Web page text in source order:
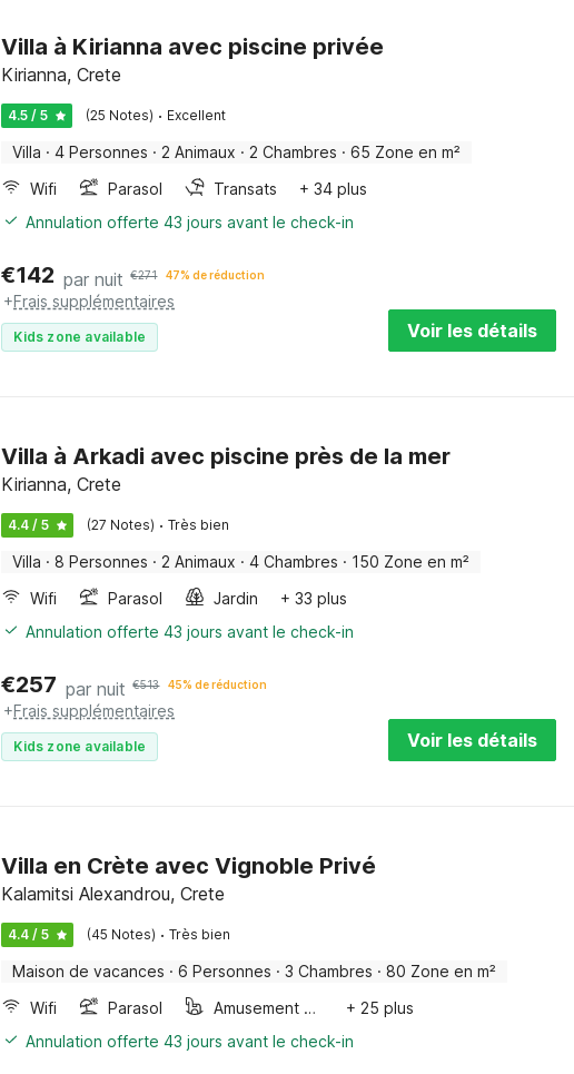
Villa à Kirianna avec piscine privée
Kirianna, Crete
4.5 / 5 (25 Notes) · Excellent
Villa · 4 Personnes · 2 Animaux · 2 Chambres · 65 Zone en m²
Wifi
Parasol Transats
+ 34 plus
Annulation offerte 43 jours avant le check-in
€142 par nuit €271 47% de réduction
+Frais supplémentaires
Kids zone available Voir les détails
Villa à Arkadi avec piscine près de la mer
Kirianna, Crete
4.4 / 5 (27 Notes) · Très bien
Villa · 8 Personnes · 2 Animaux · 4 Chambres · 150 Zone en m²
Wifi
Parasol Jardin
+ 33 plus
Annulation offerte 43 jours avant le check-in
€257 par nuit €513 45% de réduction
+Frais supplémentaires
Kids zone available Voir les détails
Villa en Crète avec Vignoble Privé
Kalamitsi Alexandrou, Crete
4.4 / 5 (45 Notes) · Très bien
Maison de vacances · 6 Personnes · 3 Chambres · 80 Zone en m²
Wifi
Parasol Amusement pour les enfants
+ 25 plus
Annulation offerte 43 jours avant le check-in